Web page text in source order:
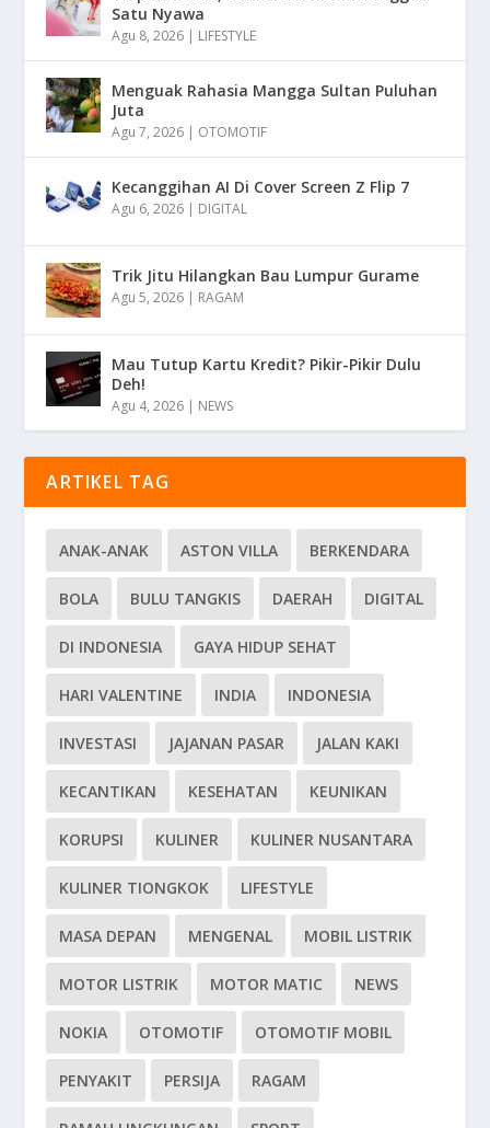
Satu Nyawa
Agu 8, 2026 | LIFESTYLE
Menguak Rahasia Mangga Sultan Puluhan
Juta
Agu 7, 2026 | OTOMOTIF
Kecanggihan AI Di Cover Screen Z Flip 7
Agu 6, 2026 | DIGITAL
Trik Jitu Hilangkan Bau Lumpur Gurame
Agu 5, 2026 | RAGAM
Mau Tutup Kartu Kredit? Pikir-Pikir Dulu
Deh!
Agu 4, 2026 | NEWS
ARTIKEL TAG
ANAK-ANAK ASTON VILLA BERKENDARA
BOLA BULU TANGKIS DAERAH DIGITAL
DI INDONESIA GAYA HIDUP SEHAT
HARI VALENTINE INDIA INDONESIA
INVESTASI JAJANAN PASAR JALAN KAKI
KECANTIKAN KESEHATAN KEUNIKAN
KORUPSI KULINER KULINER NUSANTARA
KULINER TIONGKOK LIFESTYLE
MASA DEPAN MENGENAL MOBIL LISTRIK
MOTOR LISTRIK MOTOR MATIC NEWS
NOKIA OTOMOTIF OTOMOTIF MOBIL
PENYAKIT PERSIJA RAGAM